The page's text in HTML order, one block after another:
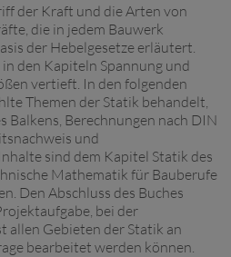
der Kraft und die Arten von
die in jedem Bauwerk
der Hebelgesetze erläutert.
den Kapiteln Spannung und
vertieft. In den folgenden
Themen der Statik behandelt,
Balkens, Berechnungen nach DIN
und
sind dem Kapitel Statik des
Mathematik für Bauberufe
Den Abschluss des Buches
bei der
allen Gebieten der Statik an
bearbeitet werden können.